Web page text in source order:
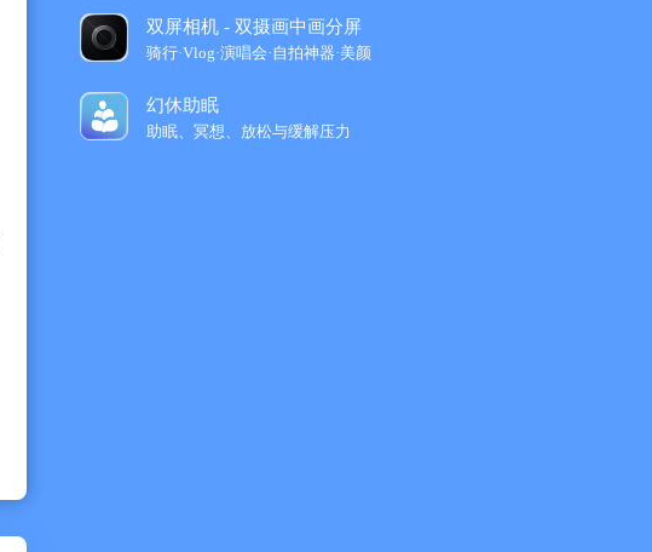
双屏相机 - 双摄画中画分屏
骑行·Vlog·演唱会·自拍神器·美颜
幻休助眠
助眠、冥想、放松与缓解压力